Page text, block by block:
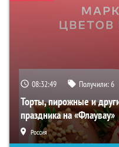
08:32:48 Получили:6
Торты, пирожные и
праздника на «Флаувау»
Россия